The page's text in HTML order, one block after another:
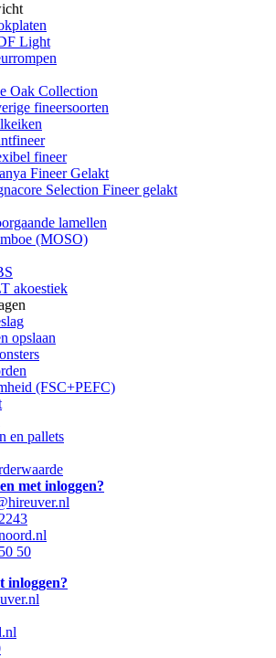
Light
Oak Collection
fineersoorten
fineer
Fineer Gelakt
Selection Fineer gelakt
lamellen
(MOSO)
akoestiek
opslaan
(FSC+PEFC)
en pallets
met inloggen?
50
inloggen?